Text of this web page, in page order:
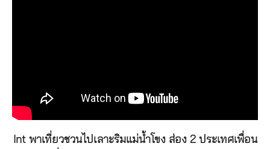
Int พาเที่ยวชวนไปเลาะริมแม่น้ำโขง ส่อง 2 ประเทศเพื่อน